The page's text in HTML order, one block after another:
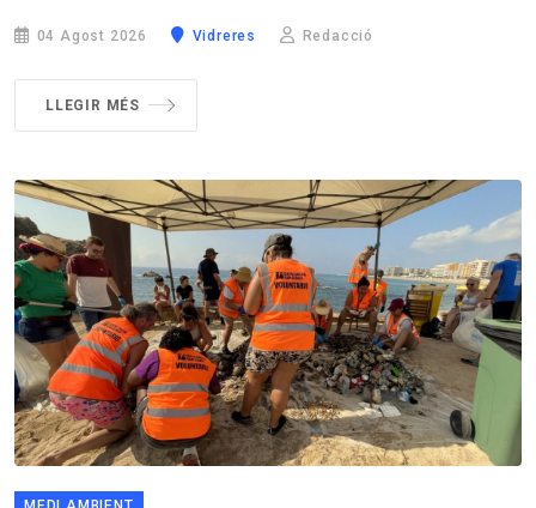
04 Agost 2026 Vidreres Redacció
LLEGIR MÉS